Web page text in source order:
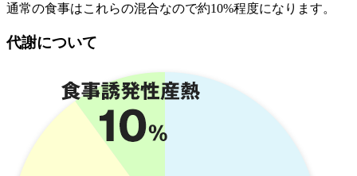
通常の食事はこれらの混合なので約10%程度になります。
代謝について